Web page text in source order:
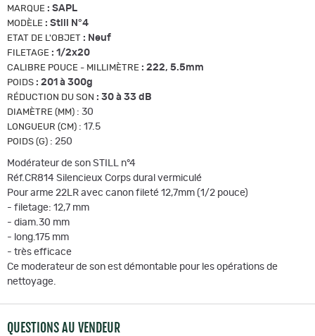
MARQUE : SAPL
MODÈLE : Still N°4
ETAT DE L'OBJET : Neuf
FILETAGE : 1/2x20
CALIBRE POUCE - MILLIMÈTRE : 222, 5.5mm
POIDS : 201 à 300g
RÉDUCTION DU SON : 30 à 33 dB
DIAMÈTRE (MM) : 30
LONGUEUR (CM) : 17.5
POIDS (G) : 250
Modérateur de son STILL n°4
Réf.CR814 Silencieux Corps dural vermiculé
Pour arme 22LR avec canon fileté 12,7mm (1/2 pouce)
- filetage: 12,7 mm
- diam.30 mm
- long.175 mm
- très efficace
Ce moderateur de son est démontable pour les opérations de
nettoyage.
QUESTIONS AU VENDEUR